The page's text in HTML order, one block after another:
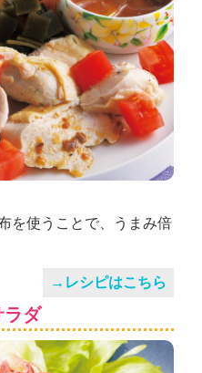
を使うことで、うまみ倍
→レシピはこちら
ラダ